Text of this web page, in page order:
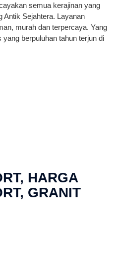
semua kerajinan yang
Antik Sejahtera. Layanan
murah dan terpercaya. Yang
berpuluhan tahun terjun di
HARGA
GRANIT